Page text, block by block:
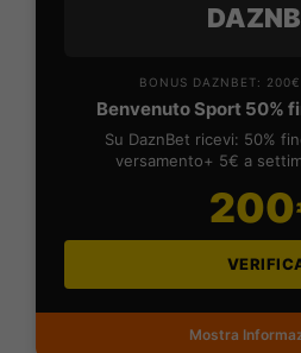
BONUS DAZNBET:
Benvenuto Sport 50%
Su DaznBet ricevi: 50%
versamento+ 5€ a
Mostra